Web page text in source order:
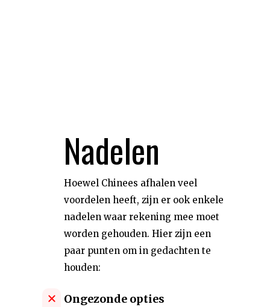
Nadelen
Hoewel Chinees afhalen veel
voordelen heeft, zijn er ook enkele
nadelen waar rekening mee moet
worden gehouden. Hier zijn een
paar punten om in gedachten te
houden:
Ongezonde opties